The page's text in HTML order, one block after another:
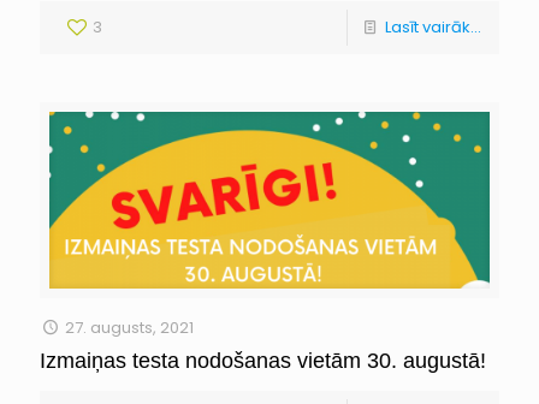
3 Lasīt vairāk...
27. augusts, 2021
Izmaiņas testa nodošanas vietām 30. augustā!